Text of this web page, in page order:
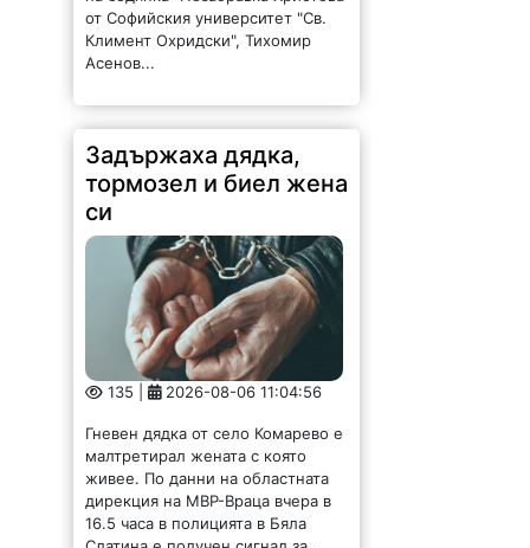
Асенов...
Задържаха дядка,
тормозел и биел жена
си
135 | 2026-08-06 11:04:56
Гневен дядка от село Комарево е
малтретирал жената с която
живее. По данни на областната
дирекция на МВР-Враца вчера в
16.5 часа в полицията в Бяла
Слатина е получен сигнал за...